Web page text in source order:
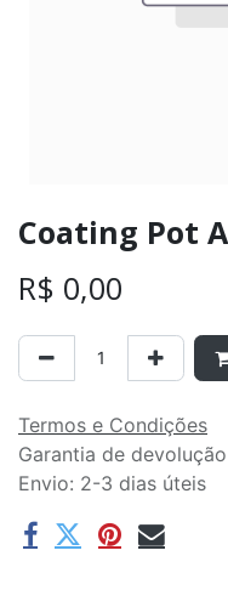
Coating Pot
R$ 0,00
Termos e Condições
Garantia de
Envio: 2-3 dias úteis